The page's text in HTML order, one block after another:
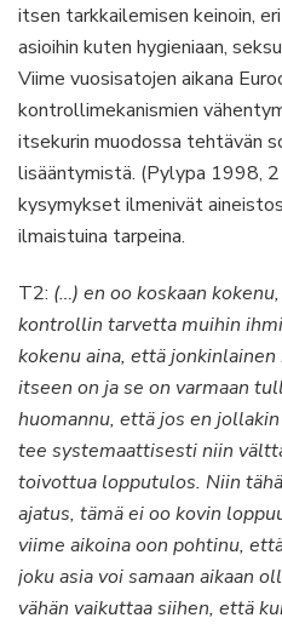
itsen tarkkailemisen keinoin,
asioihin kuten hygieniaan,
Viime vuosisatojen aikana
kontrollimekanismien
itsekurin muodossa tehtävän
lisääntymistä. (Pylypa 1998,
kysymykset ilmenivät
ilmaistuina tarpeina.
T2: (…) en oo koskaan
kontrollin tarvetta muihin
kokenu aina, että
itseen on ja se on varmaan
huomannu, että jos en
tee systemaattisesti niin
toivottua lopputulos. Niin
ajatus, tämä ei oo kovin
viime aikoina oon pohtinu,
joku asia voi samaan aikaan
vähän vaikuttaa siihen, että